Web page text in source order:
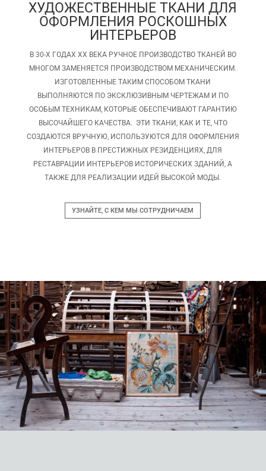
ХУДОЖЕСТВЕННЫЕ ТКАНИ ДЛЯ
ОФОРМЛЕНИЯ РОСКОШНЫХ
ИНТЕРЬЕРОВ
В 30-Х ГОДАХ XX ВЕКА РУЧНОЕ ПРОИЗВОДСТВО ТКАНЕЙ ВО
МНОГОМ ЗАМЕНЯЕТСЯ ПРОИЗВОДСТВОМ МЕХАНИЧЕСКИМ.
ИЗГОТОВЛЕННЫЕ ТАКИМ СПОСОБОМ ТКАНИ
ВЫПОЛНЯЮТСЯ ПО ЭКСКЛЮЗИВНЫМ ЧЕРТЕЖАМ И ПО
ОСОБЫМ ТЕХНИКАМ, КОТОРЫЕ ОБЕСПЕЧИВАЮТ ГАРАНТИЮ
ВЫСОЧАЙШЕГО КАЧЕСТВА. ЭТИ ТКАНИ, КАК И ТЕ, ЧТО
СОЗДАЮТСЯ ВРУЧНУЮ, ИСПОЛЬЗУЮТСЯ ДЛЯ ОФОРМЛЕНИЯ
ИНТЕРЬЕРОВ В ПРЕСТИЖНЫХ РЕЗИДЕНЦИЯХ, ДЛЯ
РЕСТАВРАЦИИ ИНТЕРЬЕРОВ ИСТОРИЧЕСКИХ ЗДАНИЙ, А
ТАКЖЕ ДЛЯ РЕАЛИЗАЦИИ ИДЕЙ ВЫСОКОЙ МОДЫ.
УЗНАЙТЕ, С КЕМ МЫ СОТРУДНИЧАЕМ